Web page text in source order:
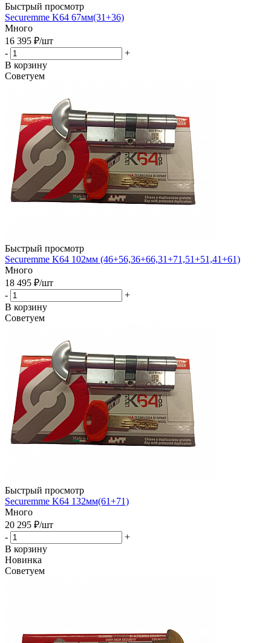
Быстрый просмотр
Securemme K64 67мм(31+36)
Много
16 395 ₽/шт
-
+
В корзину
Советуем
Быстрый просмотр
Securemme K64 102мм (46+56,36+66,31+71,51+51,41+61)
Много
18 495 ₽/шт
-
+
В корзину
Советуем
Быстрый просмотр
Securemme K64 132мм(61+71)
Много
20 295 ₽/шт
-
+
В корзину
Новинка
Советуем